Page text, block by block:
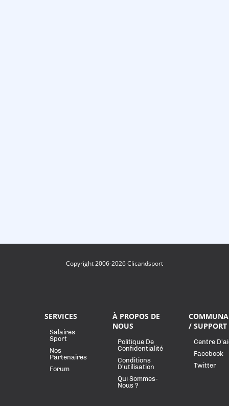
Copyright 2006-2026 Clicandsport
SERVICES
Salaires
Sport
Nos
Partenaires
Forum
À PROPOS DE
NOUS
Politique De
Confidentialité
Conditions
D'utilisation
Qui Sommes-
Nous ?
/ SUPPORT
Centre
Facebook
Twitter